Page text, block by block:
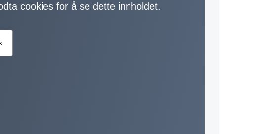
cookies for å se dette innholdet.